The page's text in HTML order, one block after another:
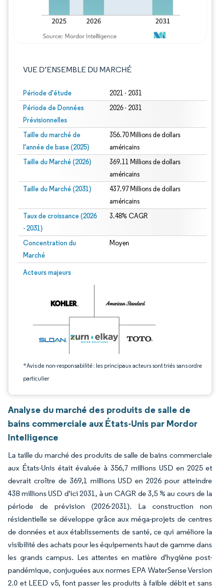
VUE D’ENSEMBLE DU MARCHÉ
Période d'étude 2021 - 2031
Période de Données
Prévisionnelles
2026 - 2031
Taille du marché de
l'année de base (2025)
356.70 Millions de dollars
américains
Taille du Marché (2026)
369.11 Millions de dollars
américains
Taille du Marché (2031)
437.97 Millions de dollars
américains
Taux de croissance (2026
- 2031)
3.48% CAGR
Concentration du
Marché
Moyen
Acteurs majeurs
*Avis de non-responsabilité : les principaux acteurs sont triés sans ordre
particulier
Image © Mordor Intelligence. La réutilisation nécessite une attribution sous CC
Analyse du marché des produits de salle de
bains commerciale aux États-Unis par Mordor
Intelligence
La taille du marché des produits de salle de bains commerciale
aux États-Unis était évaluée à 356,7 millions USD en 2025 et
devrait croître de 369,1 millions USD en 2026 pour atteindre
438 millions USD d'ici 2031, à un CAGR de 3,5 % au cours de la
période de prévision (2026-2031). La construction non
résidentielle se développe grâce aux méga-projets de centres
de données et aux établissements de santé, ce qui améliore la
visibilité des achats pour les équipements haut de gamme dans
les grands campus. Les attentes en matière d'hygiène post-
pandémique, conjuguées aux normes EPA WaterSense Version
2.0 et LEED v5, font passer les produits à faible débit et sans